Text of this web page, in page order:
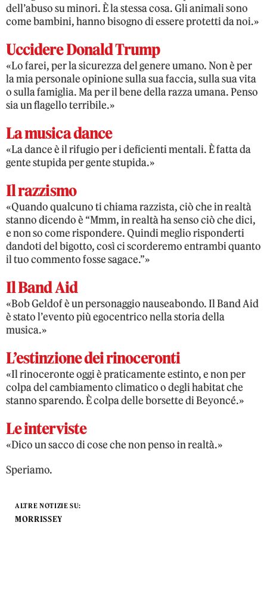
dell’abuso su minori. È la stessa cosa. Gli animali sono
come bambini, hanno bisogno di essere protetti da noi.»
Uccidere Donald Trump
«Lo farei, per la sicurezza del genere umano. Non è per
la mia personale opinione sulla sua faccia, sulla sua vita
o sulla famiglia. Ma per il bene della razza umana. Penso
sia un flagello terribile.»
La musica dance
«La dance è il rifugio per i deficienti mentali. È fatta da
gente stupida per gente stupida.»
Il razzismo
«Quando qualcuno ti chiama razzista, ciò che in realtà
stanno dicendo è “Mmm, in realtà ha senso ciò che dici,
e non so come rispondere. Quindi meglio risponderti
dandoti del bigotto, così ci scorderemo entrambi quanto
il tuo commento fosse sagace.”»
Il Band Aid
«Bob Geldof è un personaggio nauseabondo. Il Band Aid
è stato l’evento più egocentrico nella storia della
musica.»
L’estinzione dei rinoceronti
«Il rinoceronte oggi è praticamente estinto, e non per
colpa del cambiamento climatico o degli habitat che
stanno sparendo. È colpa delle borsette di Beyoncé.»
Le interviste
«Dico un sacco di cose che non penso in realtà.»
Speriamo.
ALTRE NOTIZIE SU:
MORRISSEY